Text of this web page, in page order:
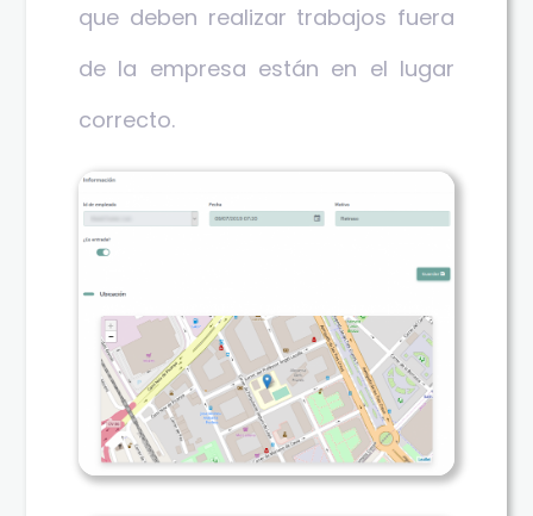
que deben realizar trabajos fuera
de la empresa están en el lugar
correcto.